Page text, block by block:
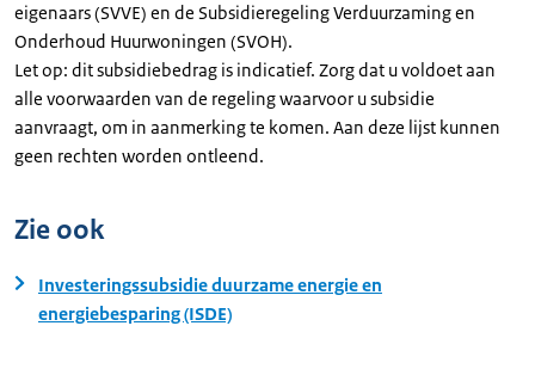
eigenaars (SVVE) en de Subsidieregeling Verduurzaming en
Onderhoud Huurwoningen (SVOH).
Let op: dit subsidiebedrag is indicatief. Zorg dat u voldoet aan
alle voorwaarden van de regeling waarvoor u subsidie
aanvraagt, om in aanmerking te komen. Aan deze lijst kunnen
geen rechten worden ontleend.
Zie ook
Investeringssubsidie duurzame energie en
energiebesparing (ISDE)